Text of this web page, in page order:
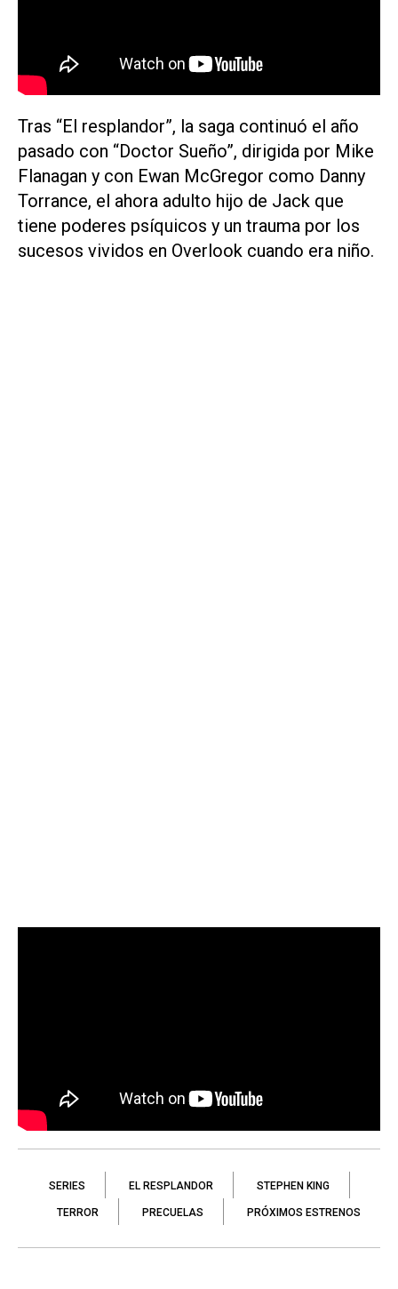
Tras “El resplandor”, la saga continuó el año
pasado con “Doctor Sueño”, dirigida por Mike
Flanagan y con Ewan McGregor como Danny
Torrance, el ahora adulto hijo de Jack que
tiene poderes psíquicos y un trauma por los
sucesos vividos en Overlook cuando era niño.
SERIES EL RESPLANDOR STEPHEN KING
TERROR PRECUELAS PRÓXIMOS ESTRENOS